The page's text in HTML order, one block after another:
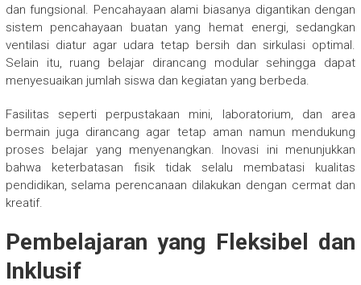
dan fungsional. Pencahayaan alami biasanya digantikan dengan
sistem pencahayaan buatan yang hemat energi, sedangkan
ventilasi diatur agar udara tetap bersih dan sirkulasi optimal.
Selain itu, ruang belajar dirancang modular sehingga dapat
menyesuaikan jumlah siswa dan kegiatan yang berbeda.
Fasilitas seperti perpustakaan mini, laboratorium, dan area
bermain juga dirancang agar tetap aman namun mendukung
proses belajar yang menyenangkan. Inovasi ini menunjukkan
bahwa keterbatasan fisik tidak selalu membatasi kualitas
pendidikan, selama perencanaan dilakukan dengan cermat dan
kreatif.
Pembelajaran yang Fleksibel dan
Inklusif